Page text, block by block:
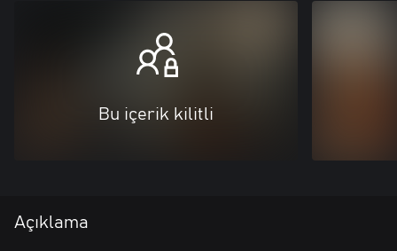
Bu içerik kilitli
Açıklama